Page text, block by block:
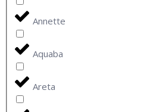
Annette
Aquaba
Areta